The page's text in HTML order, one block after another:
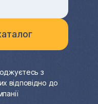
з
відповідно до